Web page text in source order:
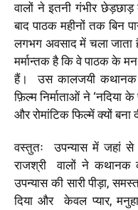
वालों ने इतनी गंभीर
बाद पाठक महीनों तक बिन
लगभग अवसाद में चला जाता
मर्मान्तक है कि वे पाठक के
हैं। उस कालजयी कथानक
फ़िल्म निर्माताओं ने
और रोमांटिक फिल्में क्यों बना
वस्तुतः उपन्यास में जहां से
राजश्री वालों ने कथानक
उपन्यास की सारी पीड़ा,
दिया और केवल प्यार,